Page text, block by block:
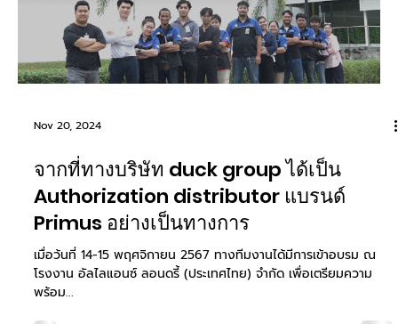
Load video
Nov 26, 2024
The duck radio EP3 เสียงปริศนา
✅ยอดจำหน่ายเครื่องจำหน่ายอัตโนมัติอันดับ1ของประเทศไทย ✅ดีไซน์
เครื่องสวยงาม สร้างภาพลักษณ์ที่ดีในพื้นที่ ✅รองรับอุปกรณ์ชำระเงิน